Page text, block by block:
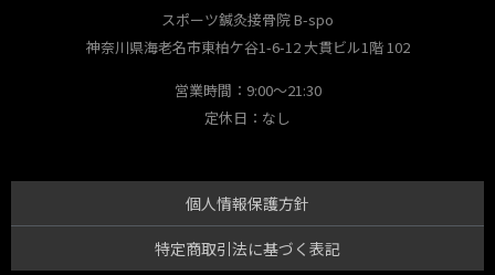
スポーツ鍼灸接骨院 B-spo
神奈川県海老名市東柏ケ谷1-6-12 大貫ビル1階 102
営業時間：9:00～21:30
定休日：なし
個人情報保護方針
特定商取引法に基づく表記